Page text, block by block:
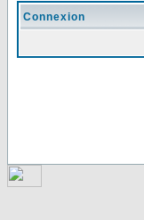
Connexion